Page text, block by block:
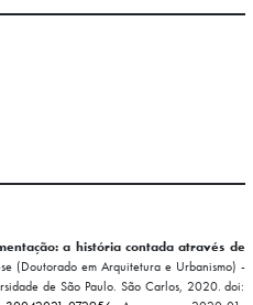
a história contada através de
(Doutorado em Arquitetura e Urbanismo) -
de São Paulo. São Carlos, 2020. doi: